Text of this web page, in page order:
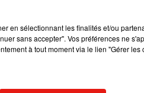
de l’épisode, où l'on
One Where They Get Back
de la série, qui
en sélectionnant les finalités et/ou
sans accepter". Vos préférences ne
à tout moment via le lien "Gérer les